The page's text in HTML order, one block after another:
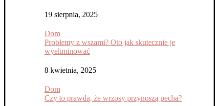
19 sierpnia, 2025
Dom
Problemy z wszami? Oto jak skutecznie je
wyeliminować
8 kwietnia, 2025
Dom
Czy to prawda, że wrzosy przynoszą pecha?